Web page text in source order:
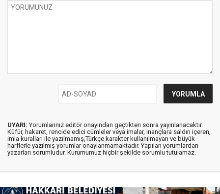
UYARI: Yorumlarınız editör onayından geçtikten sonra yayınlanacaktır.
Küfür, hakaret, rencide edici cümleler veya imalar, inançlara saldırı içeren,
imla kuralları ile yazılmamış,Türkçe karakter kullanılmayan ve büyük
harflerle yazılmış yorumlar onaylanmamaktadır. Yapılan yorumlardan
yazarları sorumludur. Kurumumuz hiçbir şekilde sorumlu tutulamaz.